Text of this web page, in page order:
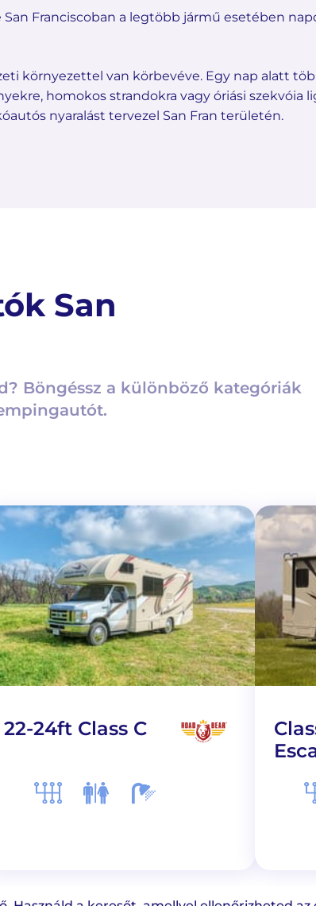
Franciscoban a legtöbb jármű esetében
környezettel van körbevéve. Egy nap alatt
homokos strandokra vagy óriási szekvóia
nyaralást tervezel San Fran területén.
San
Böngéssz a különböző kategóriák
22-24ft Class C